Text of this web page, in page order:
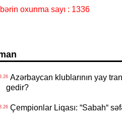
oxunma sayı : 1336
Azərbaycan klublarının yay
gedir?
Çempionlar Liqası: “Sabah“